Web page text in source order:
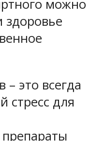
можно
здоровье
это всегда
стресс для